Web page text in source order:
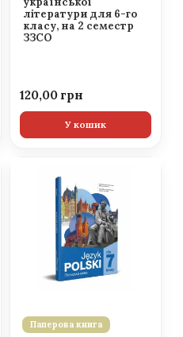
літератури для 6-го
класу, на 2 семестр
ЗЗСО
120,00
У кошик
Паперова книга